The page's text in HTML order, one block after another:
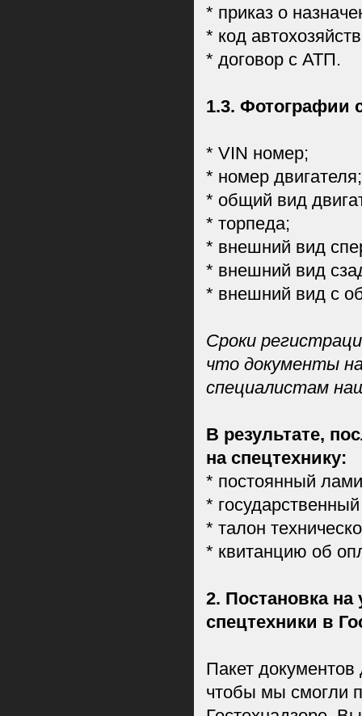
* приказ о
* код
* договор с АТП.
1.3. Фотографии
* VIN номер;
* номер двигателя;
* общий вид
* торпеда;
* внешний вид
* внешний вид
* внешний вид с
Сроки
что документы
специалистам
В результате,
на спецтехнику:
* постоянный
*
* талон
* квитанцию об
2. Постановка на
спецтехники в
Пакет документов
чтобы мы смогли